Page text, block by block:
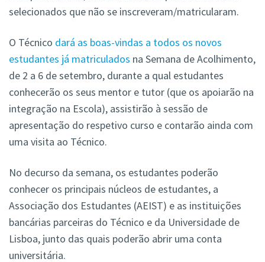
selecionados que não se inscreveram/matricularam.
O Técnico dará as boas-vindas a todos os novos
estudantes já matriculados na Semana de Acolhimento,
de 2 a 6 de setembro, durante a qual estudantes
conhecerão os seus mentor e tutor (que os apoiarão na
integração na Escola), assistirão à sessão de
apresentação do respetivo curso e contarão ainda com
uma visita ao Técnico.
No decurso da semana, os estudantes poderão
conhecer os principais núcleos de estudantes, a
Associação dos Estudantes (AEIST) e as instituições
bancárias parceiras do Técnico e da Universidade de
Lisboa, junto das quais poderão abrir uma conta
universitária.